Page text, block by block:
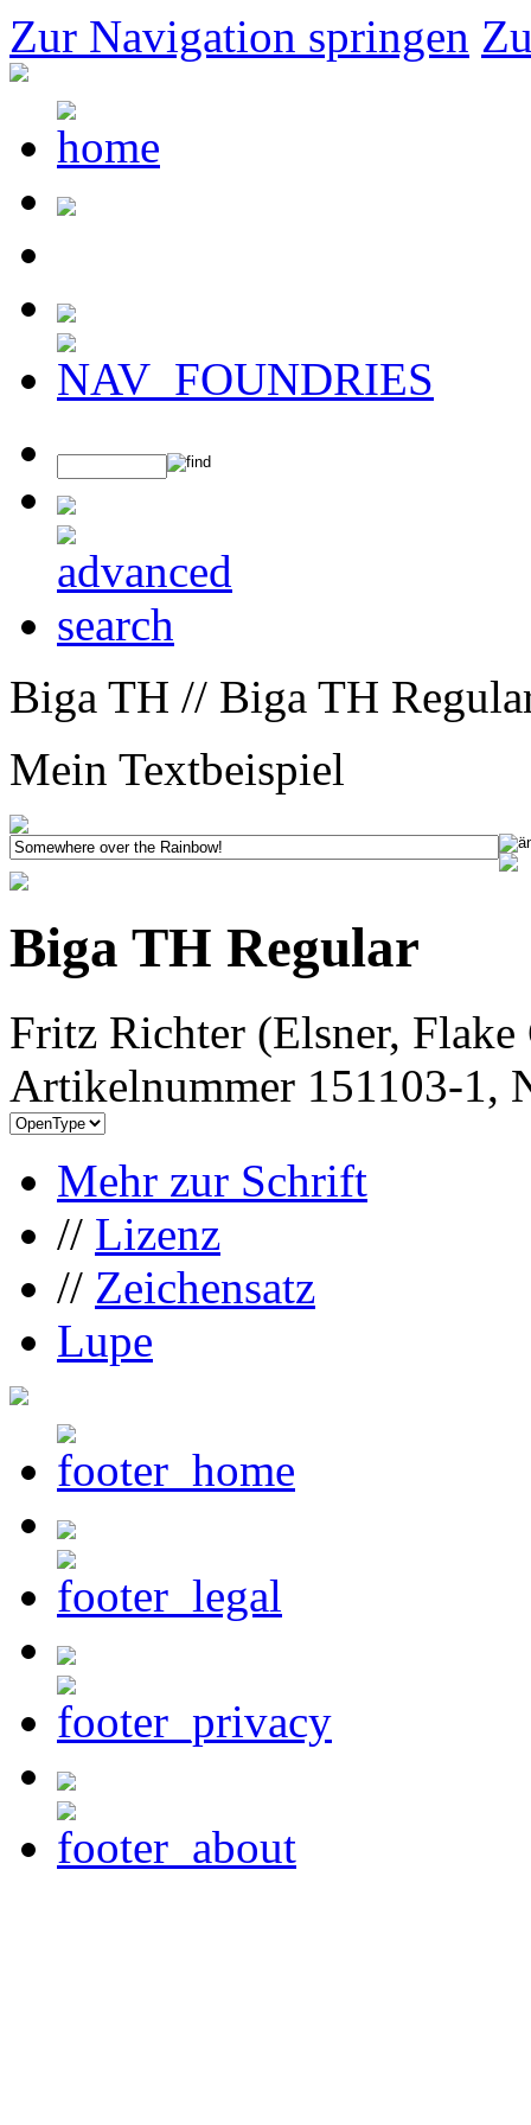
Zur Navigation springen
Biga TH // Biga TH
Mein Textbeispiel
Biga TH Regular
Fritz Richter (Elsner,
Artikelnummer 151103-1,
Mehr zur Schrift
// Lizenz
// Zeichensatz
Lupe